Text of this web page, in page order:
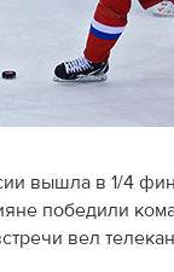
вышла в 1/4
победили
вел